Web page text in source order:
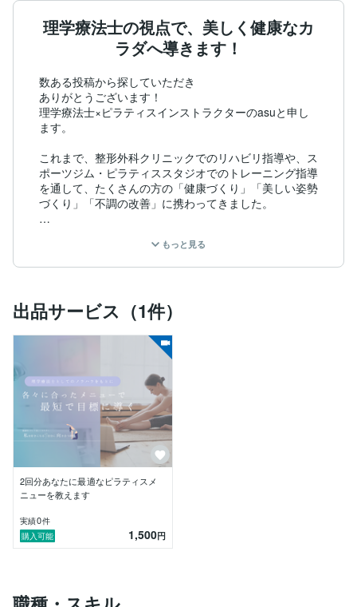
理学療法士の視点で、美しく健康なカ
ラダへ導きます！
数ある投稿から探していただき
ありがとうございます！
理学療法士×ピラティスインストラクターのasuと申し
ます。
これまで、整形外科クリニックでのリハビリ指導や、ス
ポーツジム・ピラティススタジオでのトレーニング指導
を通して、たくさんの方の「健康づくり」「美しい姿勢
づくり」「不調の改善」に携わってきました。
私自身、「下半身太り」のコンプレックスをずっと抱え
ていました。きっと同じような悩みを持たれている方も
で、無理なく心も身体も前向きに変わっていく経験を一
緒にしていただきたい。
だからこそ“ただ痩せるだけ”ではなく、
「健康的に」「美しく」「自分らしく」整えるサポート
をしたいと思っています。
＼わたしの得意なこと／
・理学療法士としての専門知識を活かした、安全で効果
的な運動指導
・姿勢や身体の使い方を分析し、根本からの改善を提案
・ピラティスのしなやかな動きを通じて、内側から整う
ボディメイク
グラムのご提案
年齢や運動経験に関係なく、
もっと見る
出品サービス（1件）
2回分あなたに最適なピラティスメ
ニューを教えます
実績0件
購入可能
1,500円